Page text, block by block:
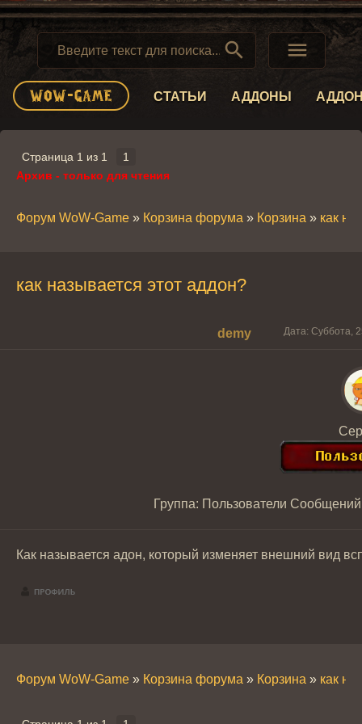
 
СТАТЬИ АДДОНЫ
Страница 1 из 1
1
Архив - только для чтения
Форум WoW-Game » Корзина форума » Корзина » как
как называется этот аддон?
demy Дата: Суббота,
Группа: Пользователи
Как называется адон, который изменяет внешний вид
Форум WoW-Game » Корзина форума » Корзина » как